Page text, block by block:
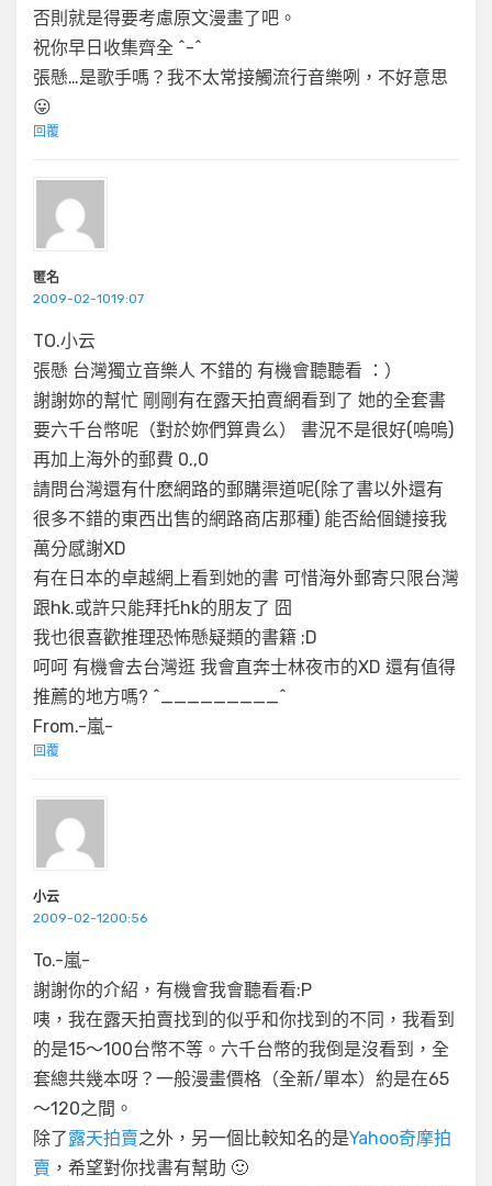
否則就是得要考慮原文漫畫了吧。
祝你早日收集齊全 ^-^
張懸…是歌手嗎？我不太常接觸流行音樂咧，不好意思
😛
回覆
匿名
2009-02-1019:07
TO.小云
張懸 台灣獨立音樂人 不錯的 有機會聽聽看 ：）
謝謝妳的幫忙 剛剛有在露天拍賣網看到了 她的全套書
要六千台幣呢（對於妳們算貴么） 書況不是很好(嗚嗚)
再加上海外的郵費 0.,0
請問台灣還有什麽網路的郵購渠道呢(除了書以外還有
很多不錯的東西出售的網路商店那種) 能否給個鏈接我
萬分感謝XD
有在日本的卓越網上看到她的書 可惜海外郵寄只限台灣
跟hk.或許只能拜托hk的朋友了 囧
我也很喜歡推理恐怖懸疑類的書籍 ;D
呵呵 有機會去台灣逛 我會直奔士林夜市的XD 還有值得
推薦的地方嗎? ^_________^
From.-嵐-
回覆
小云
2009-02-1200:56
To.-嵐-
謝謝你的介紹，有機會我會聽看看:P
咦，我在露天拍賣找到的似乎和你找到的不同，我看到
的是15～100台幣不等。六千台幣的我倒是沒看到，全
套總共幾本呀？一般漫畫價格（全新/單本）約是在65
～120之間。
除了露天拍賣之外，另一個比較知名的是Yahoo奇摩拍
賣 ，希望對你找書有幫助 🙂